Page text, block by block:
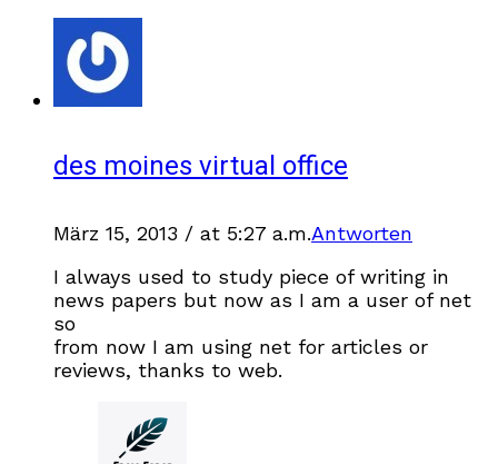
des moines virtual office
März 15, 2013 / at 5:27 a.m.Antworten
I always used to study piece of writing in
news papers but now as I am a user of net
so
from now I am using net for articles or
reviews, thanks to web.